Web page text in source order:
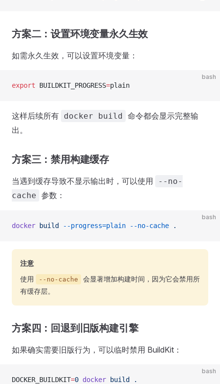
方案二：设置环境变量永久生效
如需永久生效，可以设置环境变量：
bash
export BUILDKIT_PROGRESS=plain
这样后续所有 docker build 命令都会显示完整输
出。
方案三：禁用构建缓存
当遇到缓存导致不显示输出时，可以使用
--no-
cache 参数：
bash
docker build --progress=plain --no-cache .
注意
使用
--no-cache
会显著增加构建时间，因为它会禁用所
有缓存层。
方案四：回退到旧版构建引擎
如果确实需要旧版行为，可以临时禁用 BuildKit：
bash
DOCKER_BUILDKIT=0 docker build .